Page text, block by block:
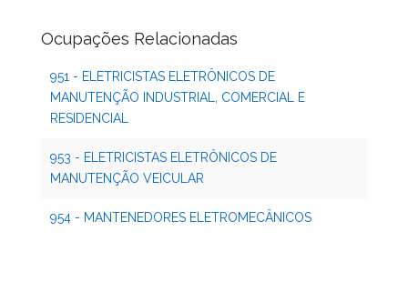
Ocupações Relacionadas
951 - ELETRICISTAS ELETRÔNICOS DE
MANUTENÇÃO INDUSTRIAL, COMERCIAL E
RESIDENCIAL
953 - ELETRICISTAS ELETRÔNICOS DE
MANUTENÇÃO VEICULAR
954 - MANTENEDORES ELETROMECÂNICOS